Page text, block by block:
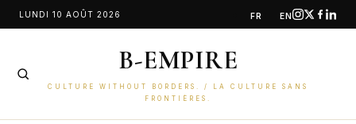
AllerLUNDI 10 AOÛT 2026 FR EN
B-EMPIRE
CULTURE WITHOUT BORDERS. / LA CULTURE SANS
FRONTIÈRES.